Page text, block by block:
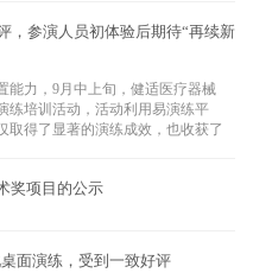
，参演人员初体验后期待“再续新
能力，9月中上旬，健适医疗器械
练培训活动，活动利用易演练平
取得了显著的演练成效，也收获了
奖项目的公示
面演练，受到一致好评